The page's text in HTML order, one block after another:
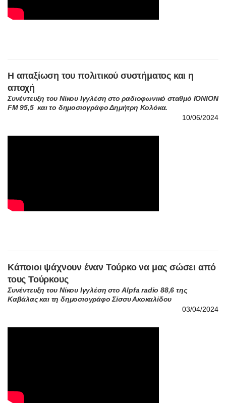
αποχή
Συνέντευξη του Νίκου Ιγγλέση στο ραδιοφωνικό σταθμό ΙΟΝΙΟΝ
FM 95,5 και το δημοσιογράφο Δημήτρη Κολόκα.
10/06/2024
τους Τούρκους
Συνέντευξη του Νίκου Ιγγλέση στο Alpfa radio 88,6 της
Καβάλας και τη δημοσιογράφο Σίσσυ Ακοκαλίδου
03/04/2024